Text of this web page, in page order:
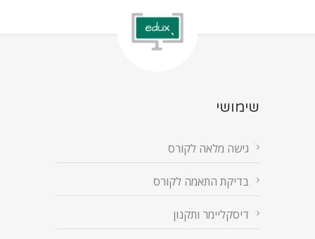
שימושי
גישה מלאה לקורס
בדיקת התאמה לקורס
דיסקליימר ותקנון